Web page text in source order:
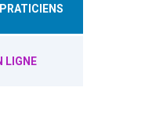
LIGNE